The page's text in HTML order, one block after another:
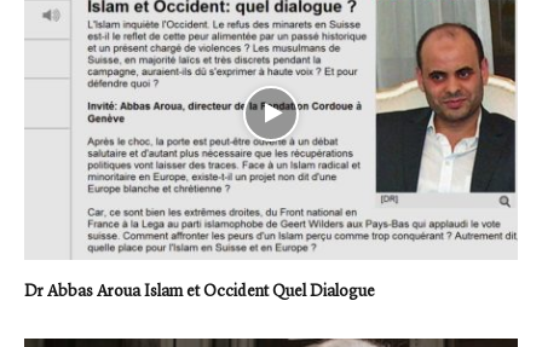
Dr Abbas Aroua Islam et Occident Quel Dialogue